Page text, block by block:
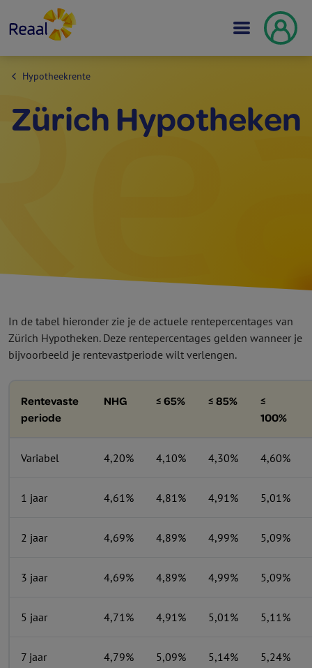
Hypotheekrente
Zürich Hypotheken
In de tabel hieronder zie je de actuele rente­percentages van
Zürich Hypotheken. Deze rente­percentages gelden wanneer je
bijvoorbeeld je rentevastperiode wilt verlengen.
Rentevaste
periode
NHG ≤ 65% ≤ 85%
≤
100%
Variabel 4,20% 4,10% 4,30% 4,60%
1 jaar 4,61% 4,81% 4,91% 5,01%
2 jaar 4,69% 4,89% 4,99% 5,09%
3 jaar 4,69% 4,89% 4,99% 5,09%
5 jaar 4,71% 4,91% 5,01% 5,11%
7 jaar 4,79% 5,09% 5,14% 5,24%